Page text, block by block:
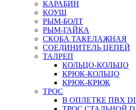
КАРАБИН
КОУШ
РЫМ-БОЛТ
РЫМ-ГАЙКА
СКОБА ТАКЕЛАЖНАЯ
СОЕДИНИТЕЛЬ ЦЕПЕЙ
ТАЛРЕП
КОЛЬЦО-КОЛЬЦО
КРЮК-КОЛЬЦО
КРЮК-КРЮК
ТРОС
В ОПЛЕТКЕ ПВХ